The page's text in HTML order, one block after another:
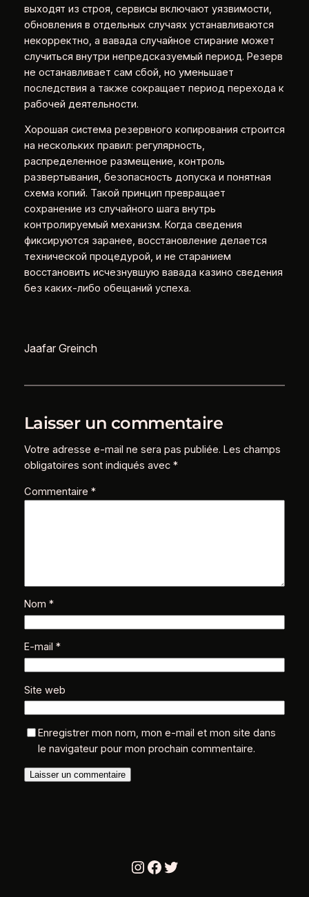
выходят из строя, сервисы включают уязвимости,
обновления в отдельных случаях устанавливаются
некорректно, а вавада случайное стирание может
случиться внутри непредсказуемый период. Резерв
не останавливает сам сбой, но уменьшает
последствия а также сокращает период перехода к
рабочей деятельности.
Хорошая система резервного копирования строится
на нескольких правил: регулярность,
распределенное размещение, контроль
развертывания, безопасность допуска и понятная
схема копий. Такой принцип превращает
сохранение из случайного шага внутрь
контролируемый механизм. Когда сведения
фиксируются заранее, восстановление делается
технической процедурой, и не старанием
восстановить исчезнувшую вавада казино сведения
без каких-либо обещаний успеха.
Jaafar Greinch
Laisser un commentaire
Votre adresse e-mail ne sera pas publiée. Les champs
obligatoires sont indiqués avec *
Commentaire *
Nom *
E-mail *
Site web
Enregistrer mon nom, mon e-mail et mon site dans
le navigateur pour mon prochain commentaire.
Instagram
Facebook
Twitter